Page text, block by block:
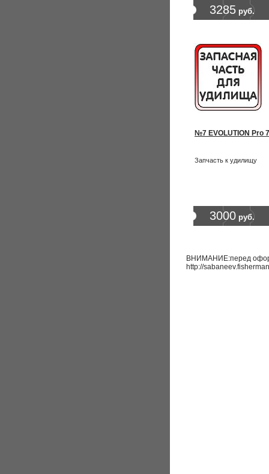
3285руб.
№7 EVOLUTION Pro
Запчасть к удилищу
3000руб.
ВНИМАНИЕ:перед
http://